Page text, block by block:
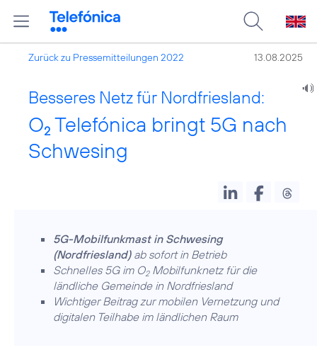
Zurück zu Pressemitteilungen 2022 13.08.2025
Besseres Netz für Nordfriesland:
O2 Telefónica bringt 5G nach
Schwesing
5G-Mobilfunkmast in Schwesing
(Nordfriesland)ab sofort in Betrieb
Schnelles 5G im O2Mobilfunknetz für die
ländliche Gemeinde in Nordfriesland
Wichtiger Beitrag zur mobilen Vernetzung und
digitalen Teilhabe im ländlichen Raum